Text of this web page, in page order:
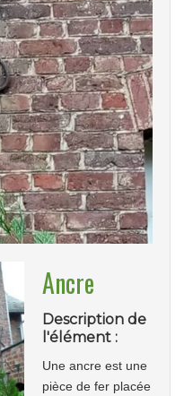
Ancre
Description de
l'élément :
Une ancre est une
pièce de fer placée